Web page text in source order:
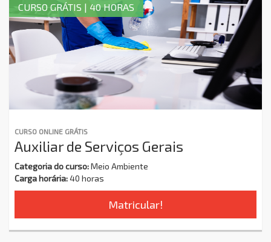
CURSO ONLINE GRÁTIS
Auxiliar de Serviços Gerais
Categoria do curso:Meio Ambiente
Carga horária:40 horas
Matricular!
CURSO GRÁTIS | 40 HORAS